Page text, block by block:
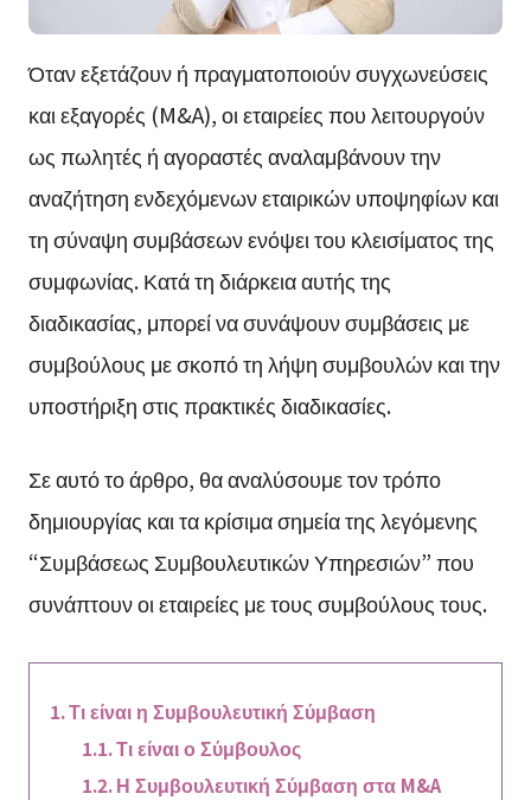
Όταν εξετάζουν ή πραγματοποιούν συγχωνεύσεις
και εξαγορές (M&A), οι εταιρείες που λειτουργούν
ως πωλητές ή αγοραστές αναλαμβάνουν την
αναζήτηση ενδεχόμενων εταιρικών υποψηφίων και
τη σύναψη συμβάσεων ενόψει του κλεισίματος της
συμφωνίας. Κατά τη διάρκεια αυτής της
διαδικασίας, μπορεί να συνάψουν συμβάσεις με
συμβούλους με σκοπό τη λήψη συμβουλών και την
υποστήριξη στις πρακτικές διαδικασίες.
Σε αυτό το άρθρο, θα αναλύσουμε τον τρόπο
δημιουργίας και τα κρίσιμα σημεία της λεγόμενης
“Συμβάσεως Συμβουλευτικών Υπηρεσιών” που
συνάπτουν οι εταιρείες με τους συμβούλους τους.
Τι είναι η Συμβουλευτική Σύμβαση
Τι είναι ο Σύμβουλος
Η Συμβουλευτική Σύμβαση στα M&A